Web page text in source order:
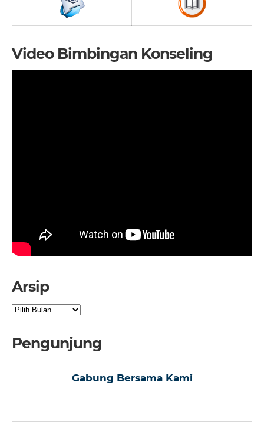
Video Bimbingan Konseling
Arsip
Arsip
Pengunjung
Gabung Bersama Kami